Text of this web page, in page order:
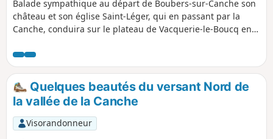
Balade sympathique au départ de Boubers-sur-Canche son
château et son église Saint-Léger, qui en passant par la
Canche, conduira sur le plateau de Vacquerie-le-Boucq en
du Bois des Avents jusque Boubers-sur-Canche.
Quelques beautés du versant Nord de
la vallée de la Canche
Visorandonneur